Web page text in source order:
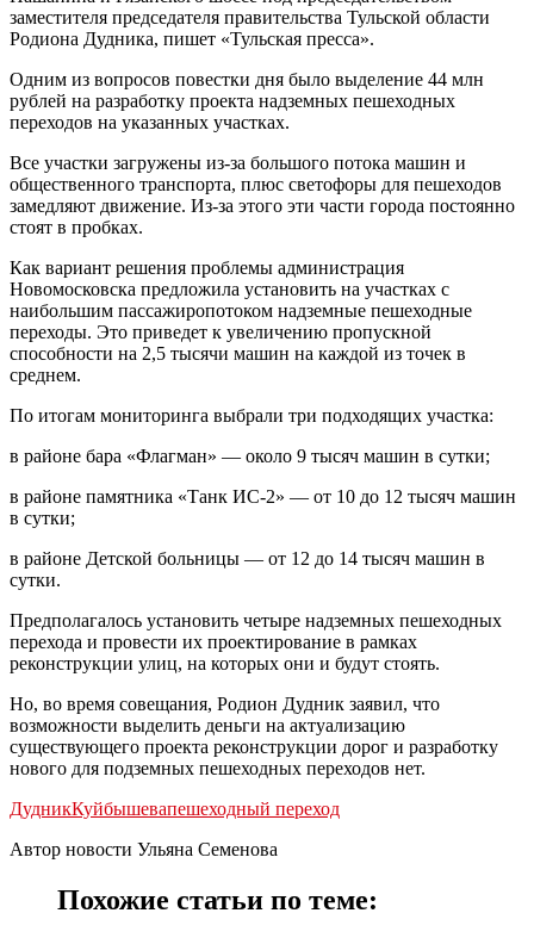
заместителя председателя правительства Тульской области
Родиона Дудника, пишет «Тульская пресса».
Одним из вопросов повестки дня было выделение 44 млн
рублей на разработку проекта надземных пешеходных
переходов на указанных участках.
Все участки загружены из-за большого потока машин и
общественного транспорта, плюс светофоры для пешеходов
замедляют движение. Из-за этого эти части города постоянно
стоят в пробках.
Как вариант решения проблемы администрация
Новомосковска предложила установить на участках с
наибольшим пассажиропотоком надземные пешеходные
переходы. Это приведет к увеличению пропускной
способности на 2,5 тысячи машин на каждой из точек в
среднем.
По итогам мониторинга выбрали три подходящих участка:
в районе бара «Флагман» — около 9 тысяч машин в сутки;
в районе памятника «Танк ИС-2» — от 10 до 12 тысяч машин
в сутки;
в районе Детской больницы — от 12 до 14 тысяч машин в
сутки.
Предполагалось установить четыре надземных пешеходных
перехода и провести их проектирование в рамках
реконструкции улиц, на которых они и будут стоять.
Но, во время совещания, Родион Дудник заявил, что
возможности выделить деньги на актуализацию
существующего проекта реконструкции дорог и разработку
нового для подземных пешеходных переходов нет.
ДудникКуйбышевапешеходный переход
Автор новости Ульяна Семенова
Похожие статьи по теме: